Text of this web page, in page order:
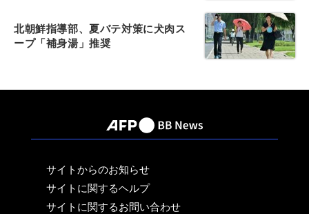
北朝鮮指導部、夏バテ対策に犬肉ス
ープ「補身湯」推奨
サイトからのお知らせ
サイトに関するヘルプ
サイトに関するお問い合わせ